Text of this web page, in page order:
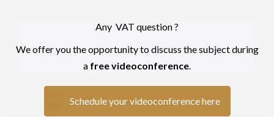
Any VAT question ?
We offer you the opportunity to discuss the subject during
a free videoconference
Schedule your videoconference here